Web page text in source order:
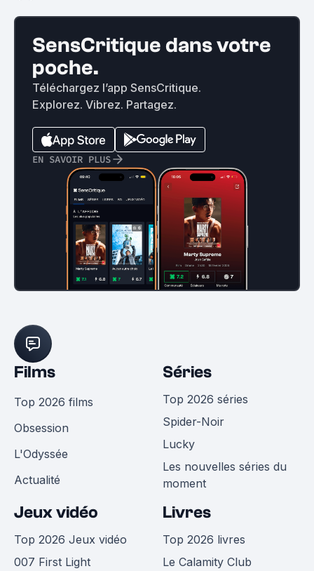
SensCritique dans votre
poche.
Téléchargez l’app SensCritique.
Explorez. Vibrez. Partagez.
EN SAVOIR PLUS
Films
Top 2026 films
Obsession
L'Odyssée
Actualité
Séries
Top 2026 séries
Spider-Noir
Lucky
Les nouvelles séries du
moment
Jeux vidéo
Top 2026 Jeux vidéo
007 First Light
Livres
Top 2026 livres
Le Calamity Club